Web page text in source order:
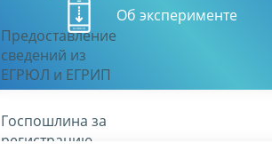
Предоставление
сведений из
ЕГРЮЛ и ЕГРИП
Госпошлина за
регистрацию
Об эксперименте